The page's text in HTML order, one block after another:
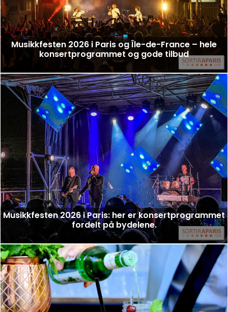
Musikkfesten 2026 i Paris og Île-de-France – hele
konsertprogrammet og gode tilbud
Musikkfesten 2026 i Paris: her er konsertprogrammet
fordelt på bydelene.